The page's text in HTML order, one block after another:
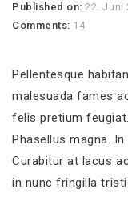
Published on:22. Juni
Comments: 14
Pellentesque
malesuada fames
felis pretium
Phasellus magna.
Curabitur at lacus
in nunc fringilla